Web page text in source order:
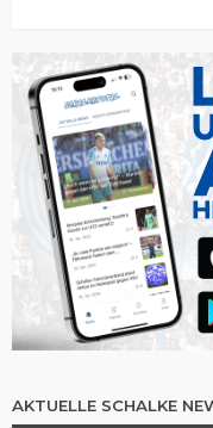
AKTUELLE SCHALKE